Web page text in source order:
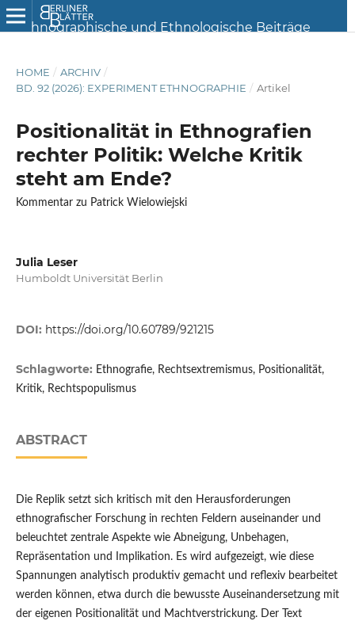
HOME / ARCHIV /
BD. 92 (2026): EXPERIMENT ETHNOGRAPHIE / Artikel
Positionalität in Ethnografien
rechter Politik: Welche Kritik
steht am Ende?
Kommentar zu Patrick Wielowiejski
Julia Leser
Humboldt Universität Berlin
DOI: https://doi.org/10.60789/921215
Schlagworte: Ethnografie, Rechtsextremismus, Positionalität,
Kritik, Rechtspopulismus
ABSTRACT
Die Replik setzt sich kritisch mit den Herausforderungen
ethnografischer Forschung in rechten Feldern auseinander und
beleuchtet zentrale Aspekte wie Abneigung, Unbehagen,
Repräsentation und Implikation. Es wird aufgezeigt, wie diese
Spannungen analytisch produktiv gemacht und reflexiv bearbeitet
werden können, etwa durch die bewusste Auseinandersetzung mit
der eigenen Positionalität und Machtverstrickung. Der Text